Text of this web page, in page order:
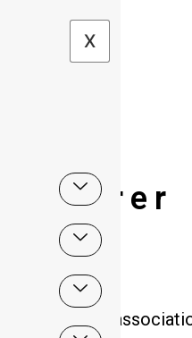
X
Adhérer
Adhérer à